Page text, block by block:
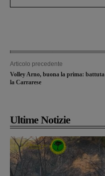
Articolo precedente
Volley Arno, buona la prima: battuta
la Carrarese
Ultime Notizie